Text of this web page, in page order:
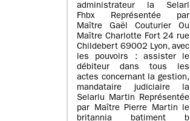
administrateur la Selarl
Fhbx Représentée par
Maître Gaël Couturier Ou
Maître Charlotte Fort 24 rue
Childebert 69002 Lyon, avec
les pouvoirs : assister le
débiteur dans tous les
actes concernant la gestion,
mandataire judiciaire la
Selarlu Martin Représentée
par Maître Pierre Martin le
britannia batiment b